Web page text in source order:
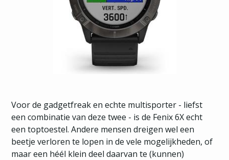
Voor de gadgetfreak en echte multisporter - liefst
een combinatie van deze twee - is de Fenix 6X echt
een toptoestel. Andere mensen dreigen wel een
beetje verloren te lopen in de vele mogelijkheden, of
maar een héél klein deel daarvan te (kunnen)